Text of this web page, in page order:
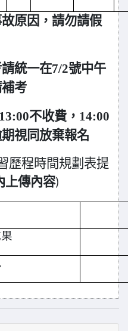
原因，請勿請假
統一在7/2號中午
考
不收費，14:00
視同放棄報名
歷程時間規劃表提
上傳內容)